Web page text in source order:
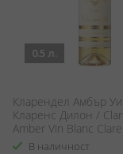
0.5 л.
Кларендел Амбър
Кларенс Дилон /
Amber Vin Blanc
DillonВ наличност